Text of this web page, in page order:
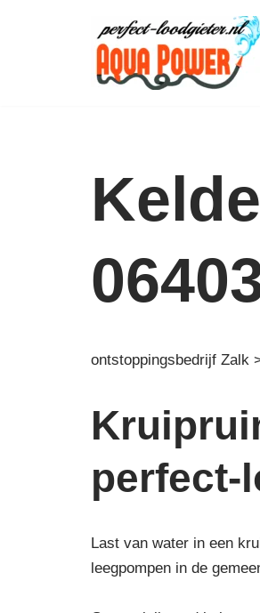
ontstoppingsbedrijf Zalk
perfect-
Last van water in een
leegpompen in de